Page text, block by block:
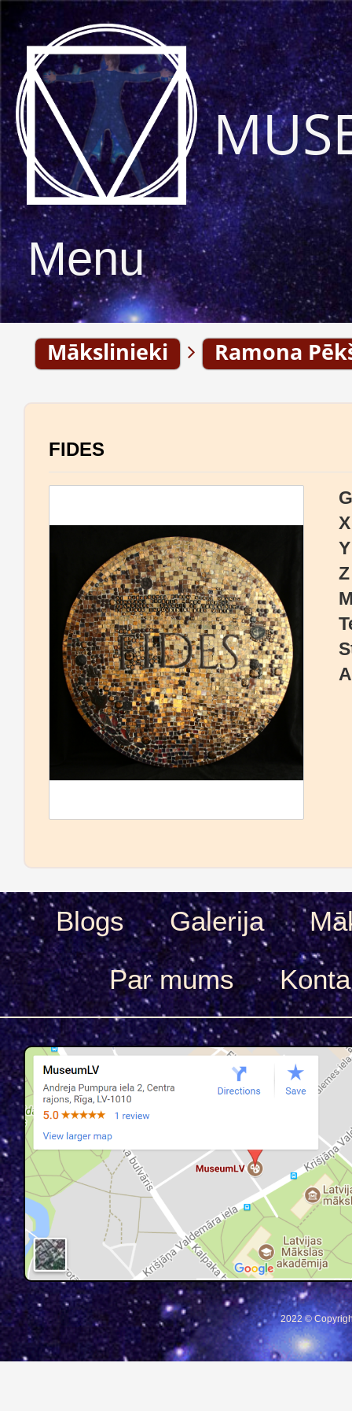
Menu
Mākslinieki Ramona
FIDES
Blogs Galerija
Par mums
2022 ©